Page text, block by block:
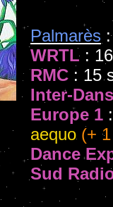
Palmarès :
WRTL :
RMC : 15
Inter-
Europe 1
aequo (+
Dance
Sud